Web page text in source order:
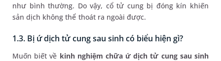
như bình thường. Do vậy, cổ tử cung bị đóng kín khiến
sản dịch không thể thoát ra ngoài được.
1.3. Bị ứ dịch tử cung sau sinh có biểu hiện gì?
Muốn biết về kinh nghiệm chữa ứ dịch tử cung sau sinh